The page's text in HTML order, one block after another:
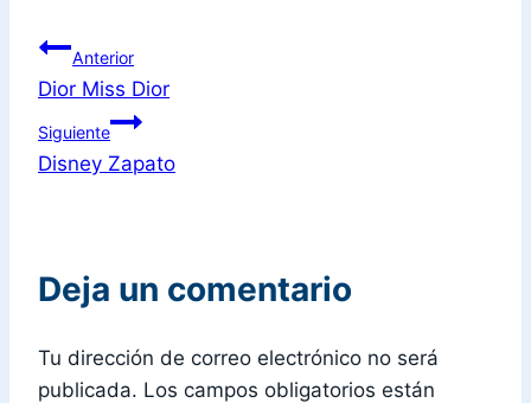
Anterior
Dior Miss Dior
Siguiente
Disney Zapato
Deja un comentario
Tu dirección de correo electrónico no será
publicada. Los campos obligatorios están